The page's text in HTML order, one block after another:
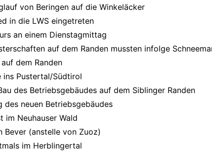
von Beringen auf die Winkeläcker
in die LWS eingetreten
an einem Dienstagmittag
auf dem Randen mussten infolge
auf dem Randen
ins Pustertal/Südtirol
des Betriebsgebäudes auf dem Siblinger Randen
des neuen Betriebsgebäudes
im Neuhauser Wald
Bever (anstelle von Zuoz)
im Herblingertal